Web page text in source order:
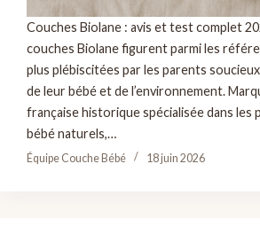
Couches Biolane : avis et test complet
couches Biolane figurent parmi les
plus plébiscitées par les parents soucieux
de leur bébé et de l’environnement.
française historique spécialisée dans les
bébé naturels,…
Équipe Couche Bébé 18 juin 2026